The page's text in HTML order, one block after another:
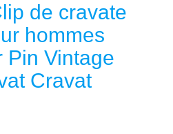
de cravate
hommes
Pin Vintage
Cravat